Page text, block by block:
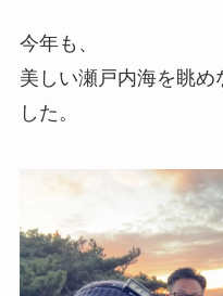
今年も、
美しい瀬戸内海を眺め
した。